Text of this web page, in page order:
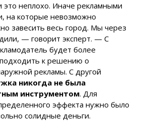
это неплохо. Иначе рекламными
на которые невозможно
завесить весь город. Мы через
— говорит эксперт. — С
будет более
к решению о
рекламы. С другой
никогда не была
инструментом. Для
эффекта нужно было
солидные деньги.